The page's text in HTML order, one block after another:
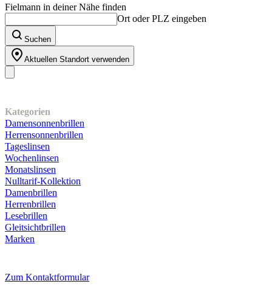
Fielmann in deiner Nähe finden
Ort oder PLZ eingeben
Suchen
Aktuellen Standort verwenden
Kategorien
Damensonnenbrillen
Herrensonnenbrillen
Tageslinsen
Wochenlinsen
Monatslinsen
Nulltarif-Kollektion
Damenbrillen
Herrenbrillen
Lesebrillen
Gleitsichtbrillen
Marken
Zum Kontaktformular